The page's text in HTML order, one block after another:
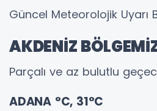
Güncel Meteorolojik Uyarı
AKDENİZ
Parçalı ve az bulutlu
ADANA °C, 31°C